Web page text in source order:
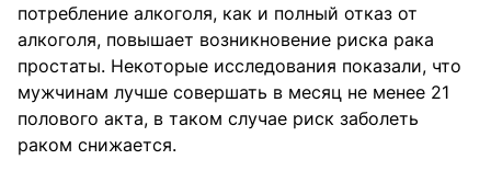
потребление алкоголя, как и полный отказ от
алкоголя, повышает возникновение риска рака
простаты. Некоторые исследования показали, что
мужчинам лучше совершать в месяц не менее 21
полового акта, в таком случае риск заболеть
раком снижается.